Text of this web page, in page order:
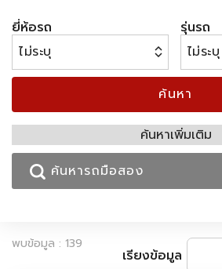
ยี่ห้อรถ รุ่นรถ
ค้นหา
ค้นหาเพิ่มเติม
พบข้อมูล : 139
เรียงข้อมูล